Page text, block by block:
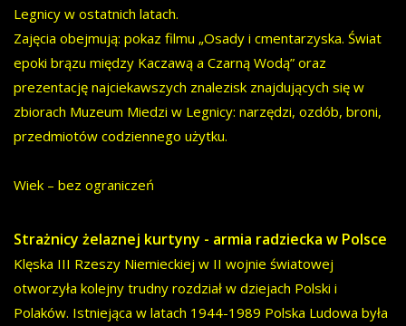
Legnicy w ostatnich latach.
Zajęcia obejmują: pokaz filmu „Osady i cmentarzyska. Świat
epoki brązu między Kaczawą a Czarną Wodą” oraz
prezentację najciekawszych znalezisk znajdujących się w
zbiorach Muzeum Miedzi w Legnicy: narzędzi, ozdób, broni,
przedmiotów codziennego użytku.
Wiek – bez ograniczeń
Strażnicy żelaznej kurtyny - armia radziecka w Polsce
Klęska III Rzeszy Niemieckiej w II wojnie światowej
otworzyła kolejny trudny rozdział w dziejach Polski i
Polaków. Istniejąca w latach 1944-1989 Polska Ludowa była